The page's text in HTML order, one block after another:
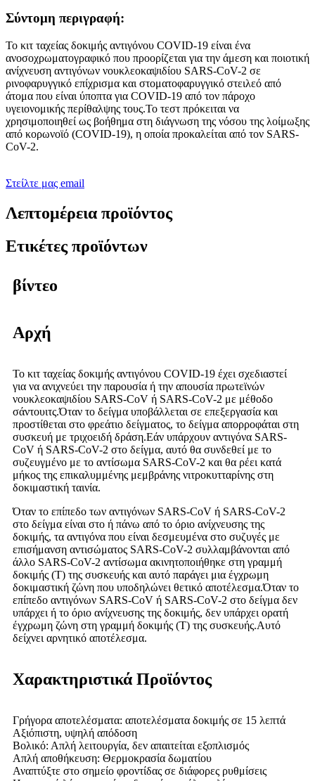
Σύντομη περιγραφή:
Το κιτ ταχείας δοκιμής αντιγόνου COVID-19 είναι ένα
ανοσοχρωματογραφικό που προορίζεται για την άμεση και ποιοτική
ανίχνευση αντιγόνων νουκλεοκαψιδίου SARS-CoV-2 σε
ρινοφαρυγγικό επίχρισμα και στοματοφαρυγγικό στειλεό από
άτομα που είναι ύποπτα για COVID-19 από τον πάροχο
υγειονομικής περίθαλψης τους.Το τεστ πρόκειται να
χρησιμοποιηθεί ως βοήθημα στη διάγνωση της νόσου της λοίμωξης
από κορωνοϊό (COVID-19), η οποία προκαλείται από τον SARS-
CoV-2.
Στείλτε μας email
Λεπτομέρεια προϊόντος
Ετικέτες προϊόντων
βίντεο
Αρχή
Το κιτ ταχείας δοκιμής αντιγόνου COVID-19 έχει σχεδιαστεί
για να ανιχνεύει την παρουσία ή την απουσία πρωτεϊνών
νουκλεοκαψιδίου SARS-CoV ή SARS-CoV-2 με μέθοδο
σάντουιτς.Όταν το δείγμα υποβάλλεται σε επεξεργασία και
προστίθεται στο φρεάτιο δείγματος, το δείγμα απορροφάται στη
συσκευή με τριχοειδή δράση.Εάν υπάρχουν αντιγόνα SARS-
CoV ή SARS-CoV-2 στο δείγμα, αυτό θα συνδεθεί με το
συζευγμένο με το αντίσωμα SARS-CoV-2 και θα ρέει κατά
μήκος της επικαλυμμένης μεμβράνης νιτροκυτταρίνης στη
δοκιμαστική ταινία.
Όταν το επίπεδο των αντιγόνων SARS-CoV ή SARS-CoV-2
στο δείγμα είναι στο ή πάνω από το όριο ανίχνευσης της
δοκιμής, τα αντιγόνα που είναι δεσμευμένα στο συζυγές με
επισήμανση αντισώματος SARS-CoV-2 συλλαμβάνονται από
άλλο SARS-CoV-2 αντίσωμα ακινητοποιήθηκε στη γραμμή
δοκιμής (T) της συσκευής και αυτό παράγει μια έγχρωμη
δοκιμαστική ζώνη που υποδηλώνει θετικό αποτέλεσμα.Όταν το
επίπεδο αντιγόνων SARS-CoV ή SARS-CoV-2 στο δείγμα δεν
υπάρχει ή το όριο ανίχνευσης της δοκιμής, δεν υπάρχει ορατή
έγχρωμη ζώνη στη γραμμή δοκιμής (T) της συσκευής.Αυτό
δείχνει αρνητικό αποτέλεσμα.
Χαρακτηριστικά Προϊόντος
Γρήγορα αποτελέσματα: αποτελέσματα δοκιμής σε 15 λεπτά
Αξιόπιστη, υψηλή απόδοση
Βολικό: Απλή λειτουργία, δεν απαιτείται εξοπλισμός
Απλή αποθήκευση: Θερμοκρασία δωματίου
Αναπτύξτε στο σημείο φροντίδας σε διάφορες ρυθμίσεις